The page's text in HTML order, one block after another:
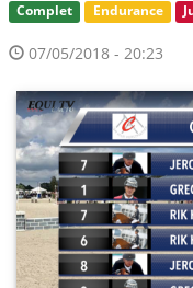
Complet Endurance
07/05/2018 - 20:23